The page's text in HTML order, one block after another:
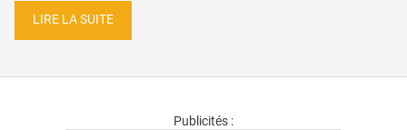
LIRE LA SUITE
Publicités :